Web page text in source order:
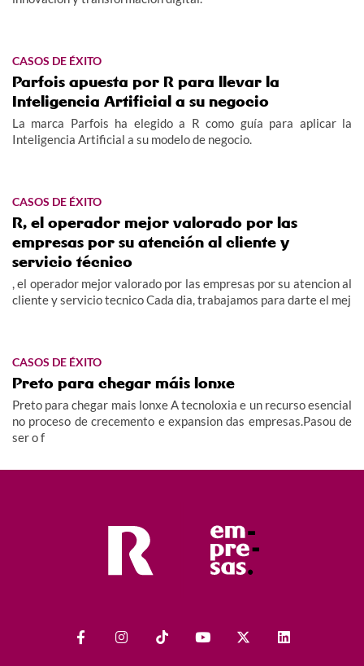
CASOS DE ÉXITO
Parfois apuesta por R para llevar la
Inteligencia Artificial a su negocio
La marca Parfois ha elegido a R como guía para aplicar la
Inteligencia Artificial a su modelo de negocio.
CASOS DE ÉXITO
R, el operador mejor valorado por las
empresas por su atención al cliente y
servicio técnico
, el operador mejor valorado por las empresas por su atencion al
cliente y servicio tecnico Cada dia, trabajamos para darte el mej
CASOS DE ÉXITO
Preto para chegar máis lonxe
Preto para chegar mais lonxe A tecnoloxia e un recurso esencial
no proceso de crecemento e expansion das empresas.Pasou de
ser o f